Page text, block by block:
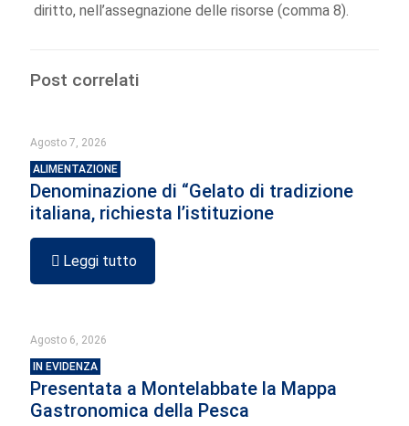
diritto, nell’assegnazione delle risorse (comma 8).
Post correlati
Agosto 7, 2026
ALIMENTAZIONE
Denominazione di “Gelato di tradizione
italiana, richiesta l’istituzione
Leggi tutto
Agosto 6, 2026
IN EVIDENZA
Presentata a Montelabbate la Mappa
Gastronomica della Pesca